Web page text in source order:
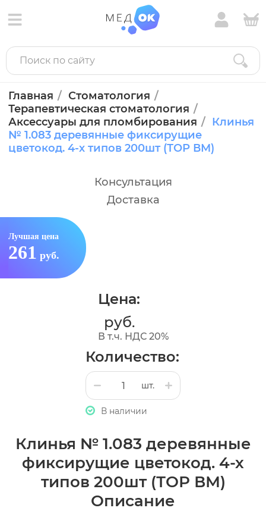
Главная
Стоматология
Терапевтическая стоматология
Аксессуары для пломбирования
Клинья
№ 1.083 деревянные фиксирущие
цветокод. 4-х типов 200шт (ТОР ВМ)
Клинья № 1.083 деревянные
фиксирущие цветокод. 4-х
типов 200шт (ТОР ВМ)
Описание
Лучшая цена
261 руб.
Цена:
руб.
В т.ч. НДС 20%
Количество:
шт.
В наличии
Консультация
Доставка